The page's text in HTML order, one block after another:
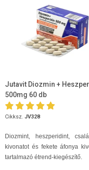
Jutavit Diozmin +
500mg 60 db
Cikksz. JV328
Diozmint, heszperidint,
kivonatot és fekete áfonya
tartalmazó étrend-kiegészítő.